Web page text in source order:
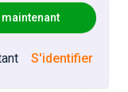
S'identifier